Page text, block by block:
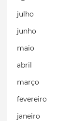
julho
junho
maio
abril
março
fevereiro
janeiro